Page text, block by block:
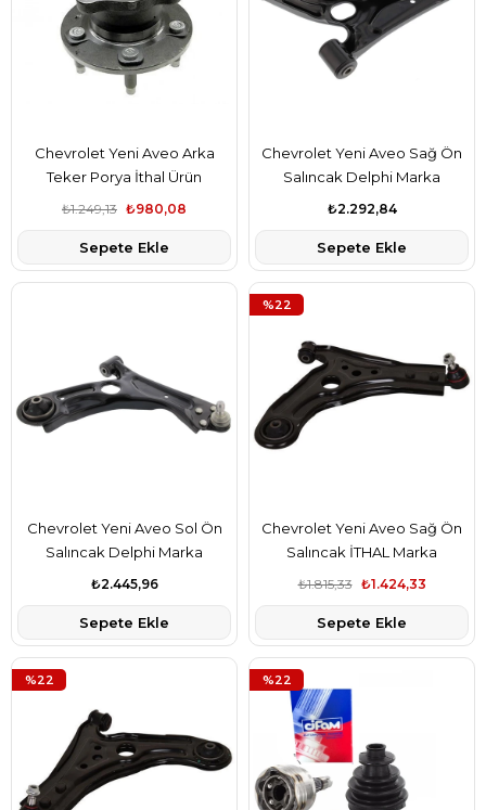
Chevrolet Yeni Aveo Arka
Teker Porya İthal Ürün
₺980,08
₺1.249,13
Sepete Ekle
Chevrolet Yeni Aveo Sağ Ön
Salıncak Delphi Marka
₺2.292,84
Sepete Ekle
Chevrolet Yeni Aveo Sol Ön
Salıncak Delphi Marka
₺2.445,96
Sepete Ekle
Chevrolet Yeni Aveo Sağ Ön
Salıncak İTHAL Marka
₺1.424,33
₺1.815,33
Sepete Ekle
%22
%22 %22